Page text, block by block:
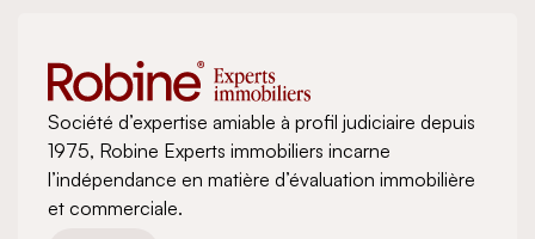
Société d’expertise amiable à profil judiciaire depuis
1975, Robine Experts immobiliers incarne
l’indépendance en matière d’évaluation immobilière
et commerciale.